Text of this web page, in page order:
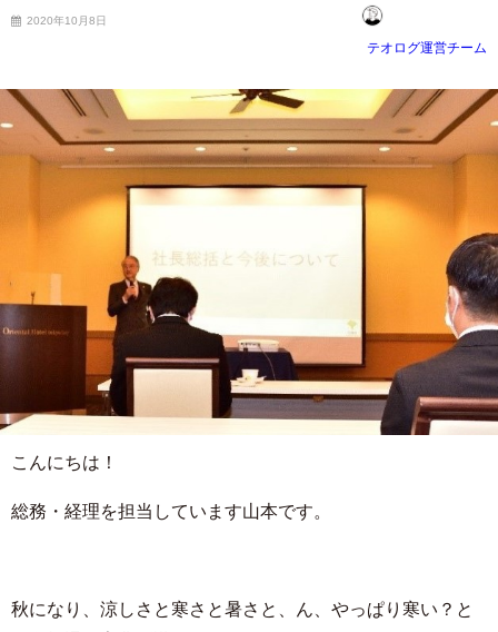
2020年10月8日
テオログ運営チーム
こんにちは！
総務・経理を担当しています山本です。
秋になり、涼しさと寒さと暑さと、ん、やっぱり寒い？と